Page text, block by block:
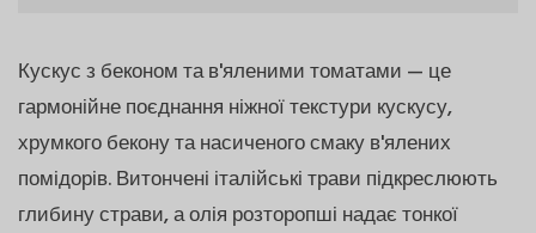
Кускус з беконом та в'яленими томатами — це
гармонійне поєднання ніжної текстури кускусу,
хрумкого бекону та насиченого смаку в'ялених
помідорів. Витончені італійські трави підкреслюють
глибину страви, а олія розторопші надає тонкої